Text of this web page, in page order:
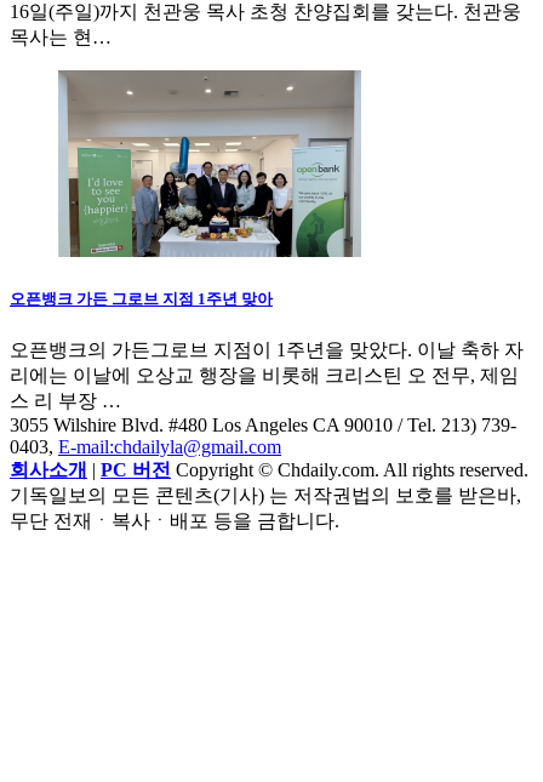
16일(주일)까지 천관웅 목사 초청 찬양집회를 갖는다. 천관웅
목사는 현…
오픈뱅크 가든 그로브 지점 1주년 맞아
오픈뱅크의 가든그로브 지점이 1주년을 맞았다. 이날 축하 자
리에는 이날에 오상교 행장을 비롯해 크리스틴 오 전무, 제임
스 리 부장 …
3055 Wilshire Blvd. #480 Los Angeles CA 90010 / Tel. 213) 739-
0403, E-mail:chdailyla@gmail.com
회사소개 | PC 버전 Copyright © Chdaily.com. All rights reserved.
기독일보의 모든 콘텐츠(기사) 는 저작권법의 보호를 받은바,
무단 전재ㆍ복사ㆍ배포 등을 금합니다.